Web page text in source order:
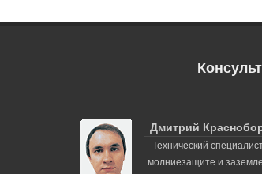
Дмитрий
Технический
молниезащите и